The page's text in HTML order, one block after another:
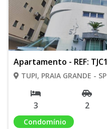
Apartamento - REF: TJC1
TUPI, PRAIA GRANDE - SP
3 2
Condomínio